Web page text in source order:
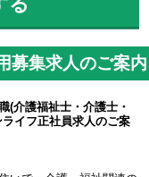
募集求人のご案内
(介護福祉士・介護士・
イフ正社員求人のご案